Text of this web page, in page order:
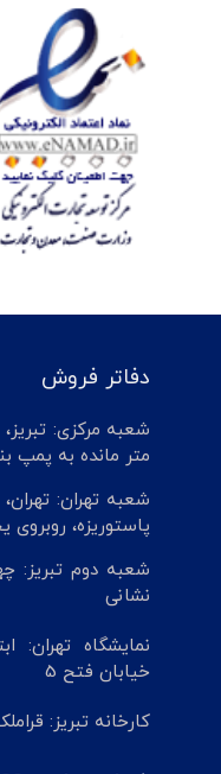
دفاتر فروش
متر مانده به پمپ
شعبه تهران:
پاستوریزه، روبروی
شعبه دوم تبریز:
نشانی
نمایشگاه تهران:
خیابان فتح 5
کارخانه تبریز: